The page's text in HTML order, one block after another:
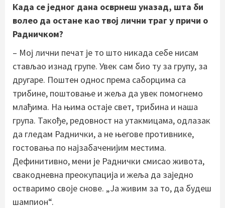
Када се једног дана осврнеш уназад, шта би
волео да остане као твој лични траг у причи о
Радничком?
– Мој лични печат је то што никада себе нисам
стављао изнад групе. Увек сам био ту за групу, за
другаре. Поштен однос према саборцима са
трибине, поштовање и жеља да увек помогнемо
млађима. На њима остаје свет, трибина и наша
група. Такође, редовност на утакмицама, одлазак
да гледам Раднички, а не његове противнике,
гостовања по најзабаченијим местима.
Дефинитивно, мени је Раднички смисао живота,
свакодневна преокупација и жеља да заједно
остваримо своје снове. „Ја живим за то, да будеш
шампион“.